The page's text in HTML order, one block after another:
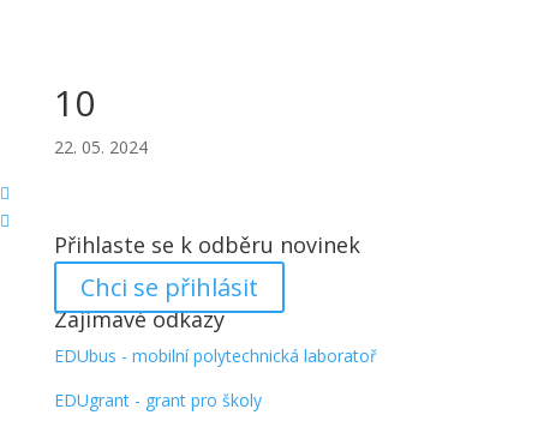
10
22. 05. 2024


Přihlaste se k odběru novinek
Chci se přihlásit
Zajímavé odkazy
EDUbus - mobilní polytechnická laboratoř
EDUgrant - grant pro školy